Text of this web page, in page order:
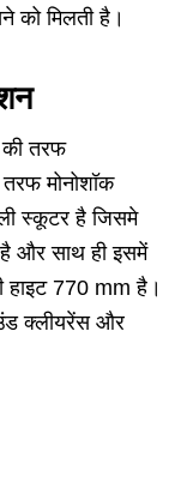
को मिलती है।
तरफ
मोनोशॉक
स्कूटर है जिसमे
है और साथ ही इसमें
हाइट 770 mm है।
क्लीयरेंस और